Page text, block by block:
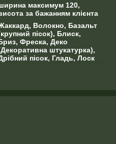
максимум 120,
за бажанням клієнта
Волокно, Базальт
пісок), Блиск,
Фреска, Деко
штукатурка),
пісок, Гладь, Лоск